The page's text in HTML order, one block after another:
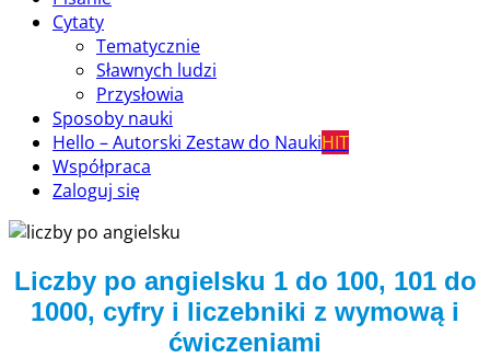
Cytaty
Tematycznie
Sławnych ludzi
Przysłowia
Sposoby nauki
Hello – Autorski Zestaw do NaukiHIT
Współpraca
Zaloguj się
Liczby po angielsku 1 do 100, 101 do
1000, cyfry i liczebniki z wymową i
ćwiczeniami